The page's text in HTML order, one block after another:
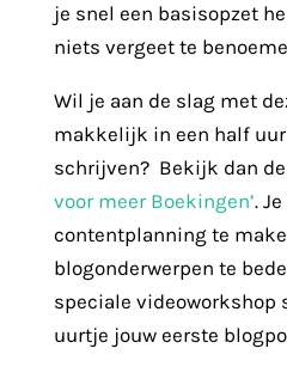
je snel een basisopzet
niets vergeet te
Wil je aan de slag met
makkelijk in een half
schrijven? Bekijk dan de
voor meer Boekingen’.
contentplanning te
blogonderwerpen te
speciale videoworkshop
uurtje jouw eerste